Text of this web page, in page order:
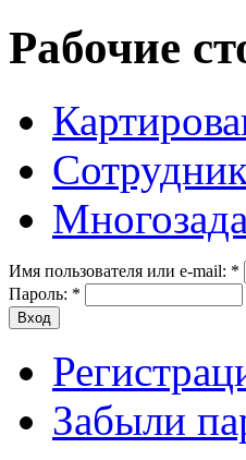
Рабочие
Имя пользователя или e-mail: *
Пароль: *
Забыли